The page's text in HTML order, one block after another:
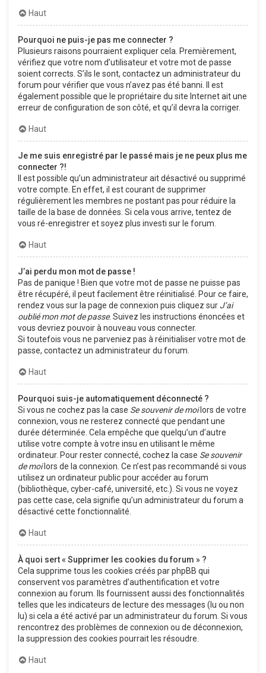
Haut
Pourquoi ne puis-je pas me connecter ?
Plusieurs raisons pourraient expliquer cela. Premièrement,
vérifiez que votre nom d’utilisateur et votre mot de passe
soient corrects. S’ils le sont, contactez un administrateur du
forum pour vérifier que vous n’avez pas été banni. Il est
également possible que le propriétaire du site Internet ait une
erreur de configuration de son côté, et qu’il devra la corriger.
Haut
Je me suis enregistré par le passé mais je ne peux plus me
connecter ?!
Il est possible qu’un administrateur ait désactivé ou supprimé
votre compte. En effet, il est courant de supprimer
régulièrement les membres ne postant pas pour réduire la
taille de la base de données. Si cela vous arrive, tentez de
vous ré-enregistrer et soyez plus investi sur le forum.
Haut
J’ai perdu mon mot de passe !
Pas de panique ! Bien que votre mot de passe ne puisse pas
être récupéré, il peut facilement être réinitialisé. Pour ce faire,
rendez vous sur la page de connexion puis cliquez sur J’ai
oublié mon mot de passe. Suivez les instructions énoncées et
vous devriez pouvoir à nouveau vous connecter.
Si toutefois vous ne parveniez pas à réinitialiser votre mot de
passe, contactez un administrateur du forum.
Haut
Pourquoi suis-je automatiquement déconnecté ?
Si vous ne cochez pas la case Se souvenir de moilors de votre
connexion, vous ne resterez connecté que pendant une
durée déterminée. Cela empêche que quelqu’un d’autre
utilise votre compte à votre insu en utilisant le même
ordinateur. Pour rester connecté, cochez la case Se souvenir
de moilors de la connexion. Ce n’est pas recommandé si vous
utilisez un ordinateur public pour accéder au forum
(bibliothèque, cyber-café, université, etc.). Si vous ne voyez
pas cette case, cela signifie qu’un administrateur du forum a
désactivé cette fonctionnalité.
Haut
À quoi sert « Supprimer les cookies du forum » ?
Cela supprime tous les cookies créés par phpBB qui
conservent vos paramètres d’authentification et votre
connexion au forum. Ils fournissent aussi des fonctionnalités
telles que les indicateurs de lecture des messages (lu ou non
lu) si cela a été activé par un administrateur du forum. Si vous
rencontrez des problèmes de connexion ou de déconnexion,
la suppression des cookies pourrait les résoudre.
Haut